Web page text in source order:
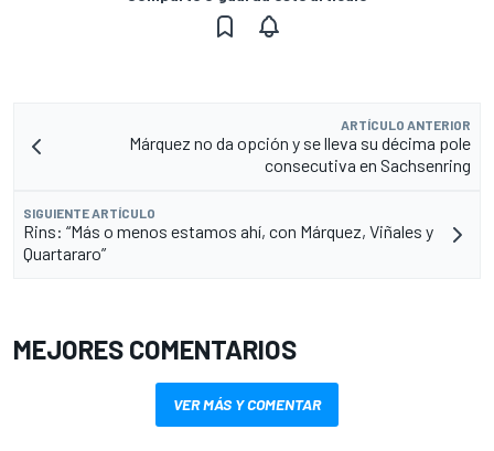
ARTÍCULO ANTERIOR
Márquez no da opción y se lleva su décima pole
consecutiva en Sachsenring
SIGUIENTE ARTÍCULO
Rins: “Más o menos estamos ahí, con Márquez, Viñales y
Quartararo”
MEJORES COMENTARIOS
VER MÁS Y COMENTAR